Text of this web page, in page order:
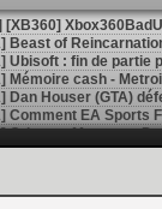
Beast of
Ubisoft : fin de partie
Mémoire cash -
Dan Houser (GTA)
Comment EA Sports
Crimson Moon : un
Isle of Reveries : le
Moonlighter 2 : The
Capcom relance